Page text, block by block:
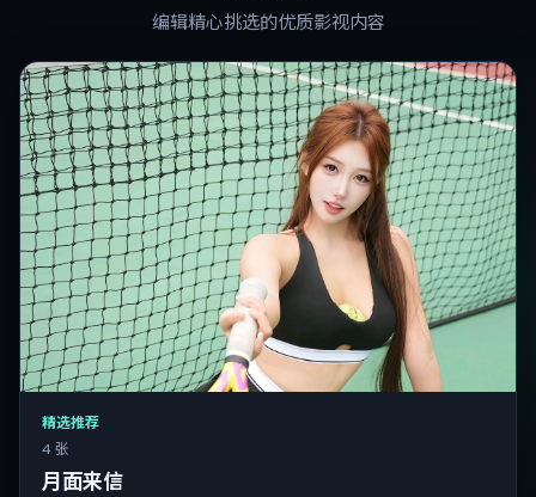
编辑精心挑选的优质影视内容
精选推荐
4 张
月面来信